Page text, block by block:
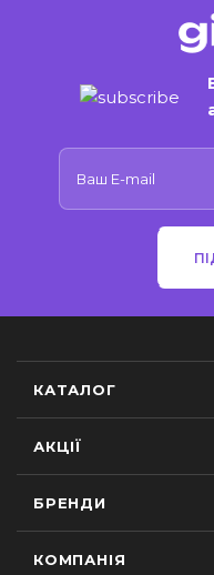
КАТАЛОГ
АКЦІЇ
БРЕНДИ
КОМПАНІЯ